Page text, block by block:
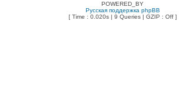
POWERED_BY
Русская поддержка phpBB
[ Time : 0.020s | 9 Queries | GZIP : Off ]